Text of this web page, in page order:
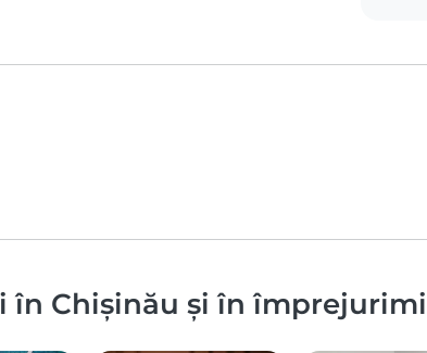
în Chișinău și în împrejurimi